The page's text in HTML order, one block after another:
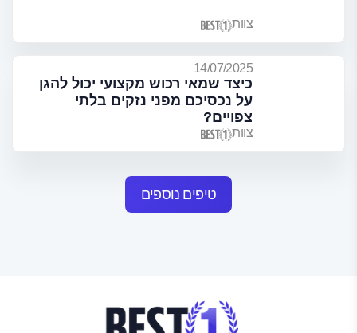
צוות
14/07/2025
כיצד שמאי רכוש מקצועי יכול להגן
על נכסיכם מפני נזקים בלתי
צפויים?
צוות
טיפים נוספים